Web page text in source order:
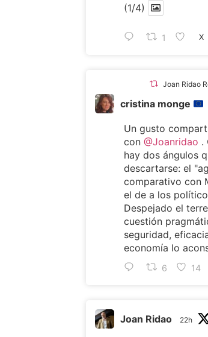
(1/4)
1 X
Joan Ridao
cristina monge
Un gusto
con @Joanridao .
hay dos ángulos
descartarse: el
comparativo con
el de a los
Despejado el
cuestión
seguridad,
economía lo
6 14
Joan Ridao 22h